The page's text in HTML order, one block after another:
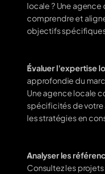
locale ? Une
comprendre et
objectifs
Évaluer l'expertise
approfondie du
Une agence locale
spécificités de
les stratégies en
Analyser les
Consultez les